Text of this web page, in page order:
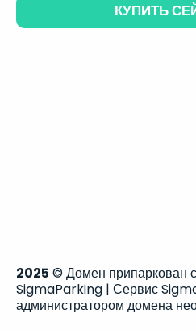
КУПИТЬ
2025 © Домен припаркован
SigmaParking | Сервис
администратором домена